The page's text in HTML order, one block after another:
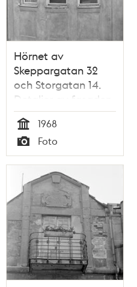
Hörnet av
Skeppargatan 32
och Storgatan 14.
Detaljer av fasaden
vid översta
våningen
Tid
1968
Typ
Foto